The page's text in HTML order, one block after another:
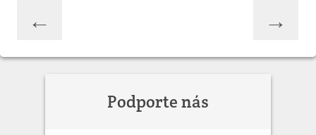
← →
Podporte nás